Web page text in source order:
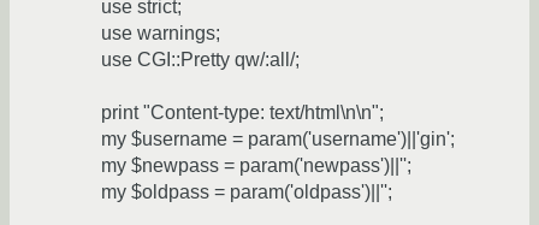
use strict;
use warnings;
use CGI::Pretty qw/:all/;
print "Content-type: text/html\n\n";
my $username = param('username')||'gin';
my $newpass = param('newpass')||'';
my $oldpass = param('oldpass')||'';